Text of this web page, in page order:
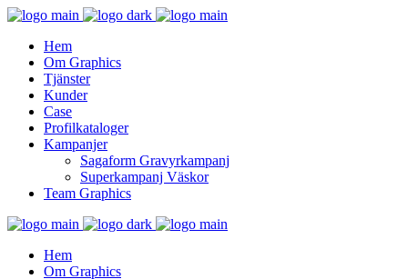
Hem
Om Graphics
Tjänster
Kunder
Case
Profilkataloger
Kampanjer
Sagaform Gravyrkampanj
Superkampanj Väskor
Team Graphics
Hem
Om Graphics